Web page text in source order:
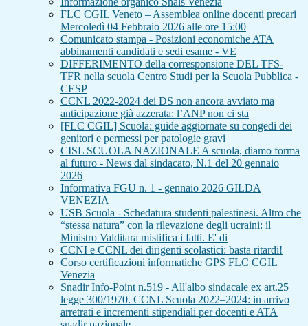
FLC CGIL Veneto – Assemblea online docenti precari
Mercoledì 04 Febbraio 2026 alle ore 15:00
Comunicato stampa - Posizioni economiche ATA
abbinamenti candidati e sedi esame - VE
DIFFERIMENTO della corresponsione DEL TFS-
TFR nella scuola Centro Studi per la Scuola Pubblica -
CESP
CCNL 2022-2024 dei DS non ancora avviato ma
anticipazione già azzerata: l’ANP non ci sta
[FLC CGIL] Scuola: guide aggiornate su congedi dei
genitori e permessi per patologie gravi
CISL SCUOLA NAZIONALE A scuola, diamo forma
al futuro - News dal sindacato, N.1 del 20 gennaio
2026
Informativa FGU n. 1 - gennaio 2026 GILDA
VENEZIA
USB Scuola - Schedatura studenti palestinesi. Altro che
“stessa natura” con la rilevazione degli ucraini: il
Ministro Valditara mistifica i fatti. E' di
CCNI e CCNL dei dirigenti scolastici: basta ritardi!
Corso certificazioni informatiche GPS FLC CGIL
Venezia
Snadir Info-Point n.519 - All'albo sindacale ex art.25
legge 300/1970. CCNL Scuola 2022–2024: in arrivo
arretrati e incrementi stipendiali per docenti e ATA